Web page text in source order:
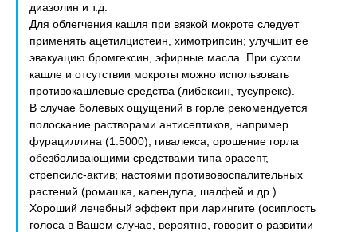
диазолин и т.д.
Для облегчения кашля при вязкой мокроте следует
применять ацетилцистеин, химотрипсин; улучшит ее
эвакуацию бромгексин, эфирные масла. При сухом
кашле и отсутствии мокроты можно использовать
противокашлевые средства (либексин, тусупрекс).
В случае болевых ощущений в горле рекомендуется
полоскание растворами антисептиков, например
фурациллина (1:5000), гивалекса, орошение горла
обезболивающими средствами типа орасепт,
стрепсилс-актив; настоями противовоспалительных
растений (ромашка, календула, шалфей и др.).
Хороший лечебный эффект при ларингите (осиплость
голоса в Вашем случае, вероятно, говорит о развитии